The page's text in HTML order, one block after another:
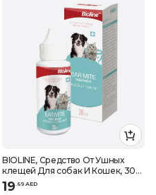
BIOLINE, Средство От Ушных
клещей Для собак И Кошек, 30
мл
19 69 AED